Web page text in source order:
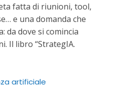
fatta di riunioni, tool,
e una domanda che
da dove si comincia
Il libro “StrategIA.
artificiale